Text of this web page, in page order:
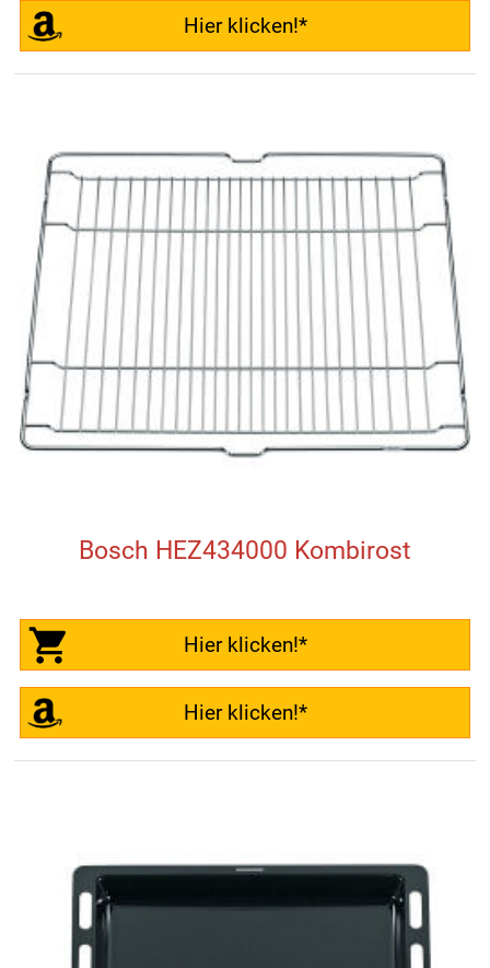
Hier klicken!*
Bosch HEZ434000 Kombirost
Hier klicken!*
Hier klicken!*